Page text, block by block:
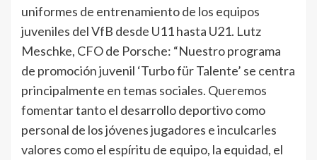
uniformes de entrenamiento de los equipos
juveniles del VfB desde U11 hasta U21. Lutz
Meschke, CFO de Porsche: “Nuestro programa
de promoción juvenil ‘Turbo für Talente’ se centra
principalmente en temas sociales. Queremos
fomentar tanto el desarrollo deportivo como
personal de los jóvenes jugadores e inculcarles
valores como el espíritu de equipo, la equidad, el